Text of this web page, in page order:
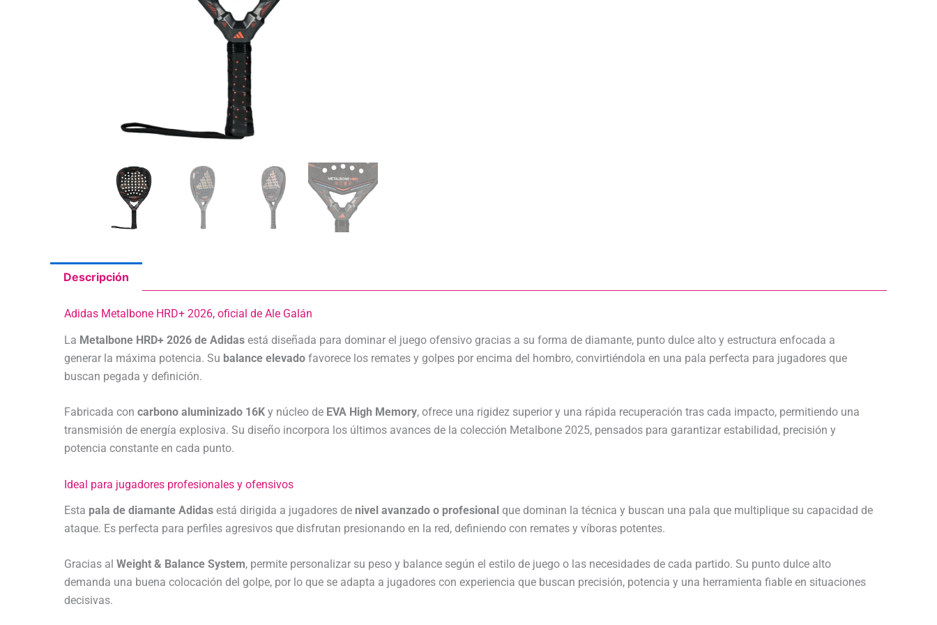
Descripción
Adidas Metalbone HRD+ 2026, oficial de Ale Galán
La Metalbone HRD+ 2026 de Adidas está diseñada para dominar el juego ofensivo gracias a su forma de diamante, punto dulce alto y estructura enfocada a
generar la máxima potencia. Su balance elevado favorece los remates y golpes por encima del hombro, convirtiéndola en una pala perfecta para jugadores que
buscan pegada y definición.
Fabricada con carbono aluminizado 16K y núcleo de EVA High Memory, ofrece una rigidez superior y una rápida recuperación tras cada impacto, permitiendo una
transmisión de energía explosiva. Su diseño incorpora los últimos avances de la colección Metalbone 2025, pensados para garantizar estabilidad, precisión y
potencia constante en cada punto.
Ideal para jugadores profesionales y ofensivos
Esta pala de diamante Adidas está dirigida a jugadores de nivel avanzado o profesional que dominan la técnica y buscan una pala que multiplique su capacidad de
ataque. Es perfecta para perfiles agresivos que disfrutan presionando en la red, definiendo con remates y víboras potentes.
Gracias al Weight & Balance System, permite personalizar su peso y balance según el estilo de juego o las necesidades de cada partido. Su punto dulce alto
demanda una buena colocación del golpe, por lo que se adapta a jugadores con experiencia que buscan precisión, potencia y una herramienta fiable en situaciones
decisivas.